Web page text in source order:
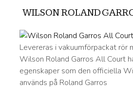
WILSON ROLAND
Levereras i vakuumförpackat rör
Wilson Roland Garros All Court
egenskaper som den officiella
används på Roland Garros